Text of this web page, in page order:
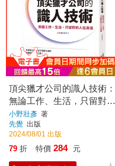
頂尖獵才公司的識人技術：
無論工作、生活，只留對的
人在身邊
小野壯彥 著
先覺 出版
2024/08/01 出版
79 折 特價 284 元